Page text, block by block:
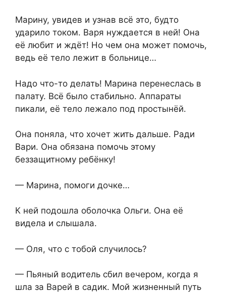
Марину, увидев и узнав всё это, будто
ударило током. Варя нуждается в ней! Она
её любит и ждёт! Но чем она может помочь,
ведь её тело лежит в больнице…
Надо что-то делать! Марина перенеслась в
палату. Всё было стабильно. Аппараты
пикали, её тело лежало под простынёй.
Она поняла, что хочет жить дальше. Ради
Вари. Она обязана помочь этому
беззащитному ребёнку!
— Марина, помоги дочке…
К ней подошла оболочка Ольги. Она её
видела и слышала.
— Оля, что с тобой случилось?
— Пьяный водитель сбил вечером, когда я
шла за Варей в садик. Мой жизненный путь